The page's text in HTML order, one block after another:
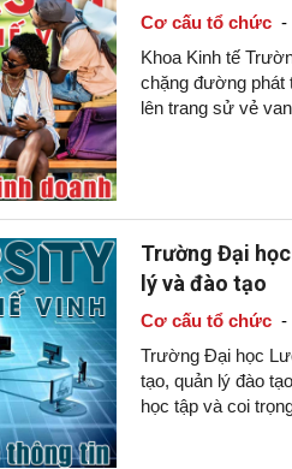
Cơ cấu tổ chức-
Khoa Kinh tế
chặng đường phát
lên trang sử vẻ
Trường Đại
lý và đào tạo
Cơ cấu tổ chức-
Trường Đại học
tạo, quản lý đào
học tập và coi